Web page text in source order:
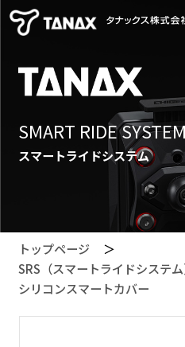
SMART RIDE
スマートライドシステム
トップページ
SRS（スマートライドシステム
シリコンスマートカバー